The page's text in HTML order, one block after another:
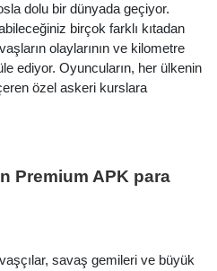
dolu bir dünyada geçiyor.
birçok farklı kıtadan
olaylarının ve kilometre
ediyor. Oyuncuların, her ülkenin
özel askeri kurslara
Premium APK para
savaş gemileri ve büyük